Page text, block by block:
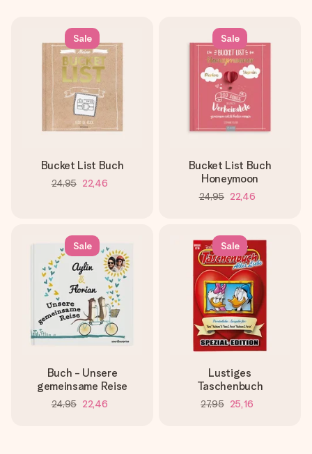
Sale
Bucket List Buch
24,95 22,46
Sale
Bucket List Buch
Honeymoon
24,95 22,46
Sale
Buch - Unsere
gemeinsame Reise
24,95 22,46
Sale
Lustiges
Taschenbuch
27,95 25,16